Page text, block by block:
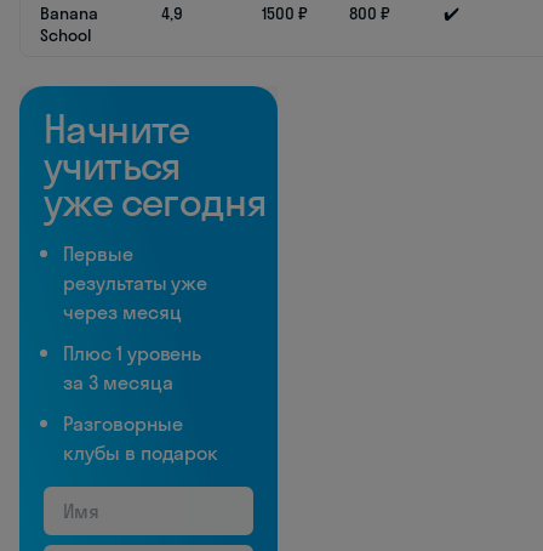
Banana
School
4,9 1500 ₽ 800 ₽ ✔️
Начните
учиться
уже сегодня
Первые
результаты уже
через месяц
Плюс 1 уровень
за 3 месяца
Разговорные
клубы в подарок